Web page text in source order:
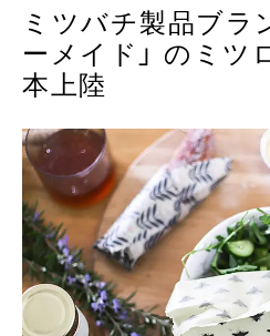
ミツバチ製品ブラ
ーメイド」 のミツ
本上陸